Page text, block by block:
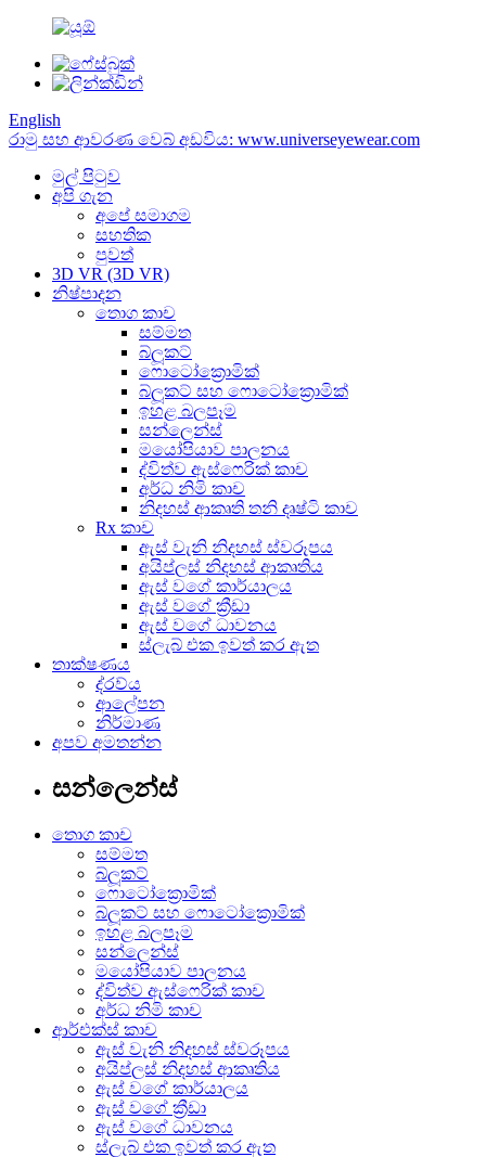
English
රාමු සහ ආවරණ වෙබ් අඩවිය: www.universeyewear.com
මුල් පිටුව
අපි ගැන
අපේ සමාගම
සහතික
පුවත්
3D VR (3D VR)
නිෂ්පාදන
තොග කාච
සම්මත
බ්ලූකට්
ෆොටෝක්‍රොමික්
බ්ලූකට් සහ ෆොටෝක්‍රොමික්
ඉහළ බලපෑම
සන්ලෙන්ස්
මයෝපියාව පාලනය
ද්විත්ව ඇස්ෆෙරික් කාච
අර්ධ නිමි කාච
නිදහස් ආකෘති තනි දෘෂ්ටි කාච
Rx කාච
ඇස් වැනි නිදහස් ස්වරූපය
අයිප්ලස් නිදහස් ආකෘතිය
ඇස් වගේ කාර්යාලය
ඇස් වගේ ක්‍රීඩා
ඇස් වගේ ධාවනය
ස්ලැබ් එක ඉවත් කර ඇත
තාක්ෂණය
ද්රව්ය
ආලේපන
නිර්මාණ
අපව අමතන්න
සන්ලෙන්ස්
තොග කාච
සම්මත
බ්ලූකට්
ෆොටෝක්‍රොමික්
බ්ලූකට් සහ ෆොටෝක්‍රොමික්
ඉහළ බලපෑම
සන්ලෙන්ස්
මයෝපියාව පාලනය
ද්විත්ව ඇස්ෆෙරික් කාච
අර්ධ නිමි කාච
ආර්එක්ස් කාච
ඇස් වැනි නිදහස් ස්වරූපය
අයිප්ලස් නිදහස් ආකෘතිය
ඇස් වගේ කාර්යාලය
ඇස් වගේ ක්‍රීඩා
ඇස් වගේ ධාවනය
ස්ලැබ් එක ඉවත් කර ඇත